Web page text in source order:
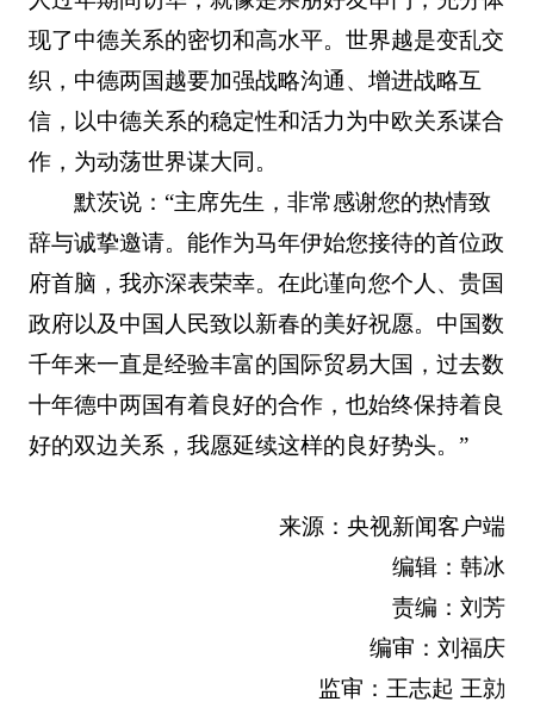
现了中德关系的密切和高水平。世界越是变乱交
织，中德两国越要加强战略沟通、增进战略互
信，以中德关系的稳定性和活力为中欧关系谋合
作，为动荡世界谋大同。
默茨说：“主席先生，非常感谢您的热情致
辞与诚挚邀请。能作为马年伊始您接待的首位政
府首脑，我亦深表荣幸。在此谨向您个人、贵国
政府以及中国人民致以新春的美好祝愿。中国数
千年来一直是经验丰富的国际贸易大国，过去数
十年德中两国有着良好的合作，也始终保持着良
好的双边关系，我愿延续这样的良好势头。”
来源：央视新闻客户端
编辑：韩冰
责编：刘芳
编审：刘福庆
监审：王志起 王勍